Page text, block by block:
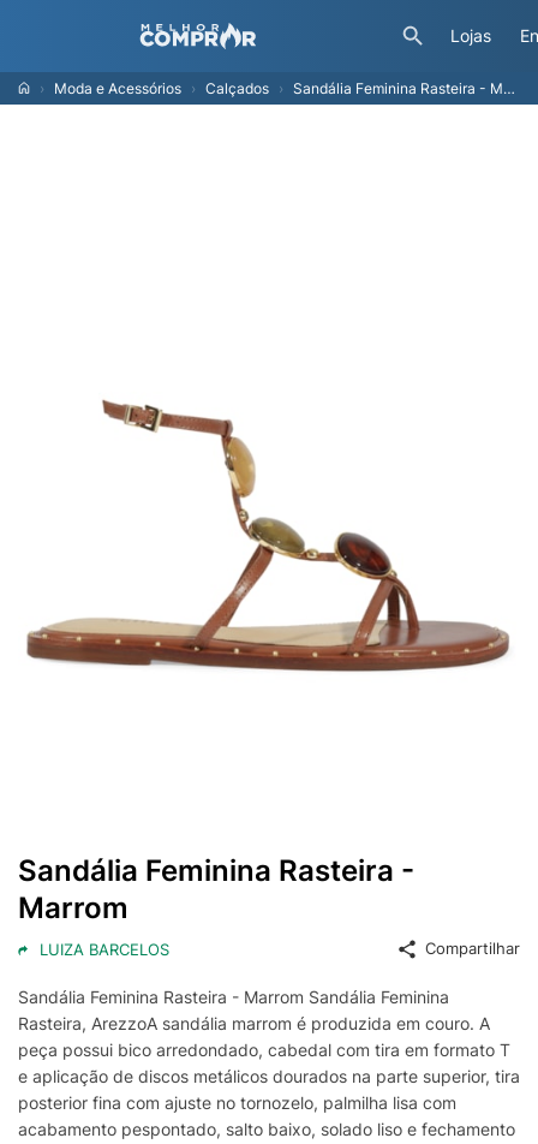
Lojas
Moda e Acessórios Calçados Sandália Feminina Rasteira - Marrom
Sandália Feminina Rasteira -
Marrom
LUIZA BARCELOS Compartilhar
Sandália Feminina Rasteira - Marrom Sandália Feminina
Rasteira, ArezzoA sandália marrom é produzida em couro. A
peça possui bico arredondado, cabedal com tira em formato T
e aplicação de discos metálicos dourados na parte superior, tira
posterior fina com ajuste no tornozelo, palmilha lisa com
acabamento pespontado, salto baixo, solado liso e fechamento